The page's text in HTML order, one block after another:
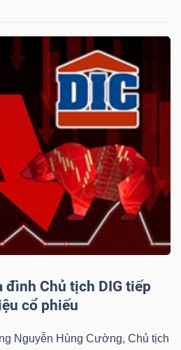
đình Chủ tịch DIG tiếp
cổ phiếu
Nguyễn Hùng Cường, Chủ tịch